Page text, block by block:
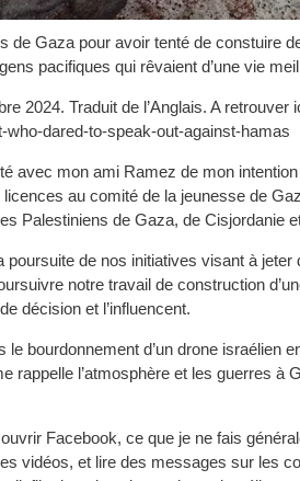
de Gaza pour avoir tenté de constuire
pacifiques qui rêvaient d’une vie
2024. Traduit de l’Anglais. A
dared-to-speak-out-against-hamas
avec mon ami Ramez de mon
au comité de la jeunesse de
Palestiniens de Gaza, de Cisjordanie
de nos initiatives visant à
notre travail de construction
décision et l’influencent.
le bourdonnement d’un drone israélien
rappelle l’atmosphère et les guerres à
Facebook, ce que je ne fais
vidéos, et lire des messages sur les